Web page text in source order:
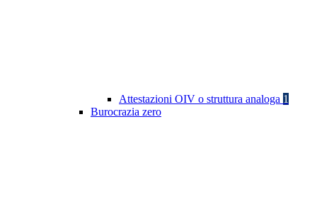
Attestazioni OIV o struttura analoga 1
Burocrazia zero